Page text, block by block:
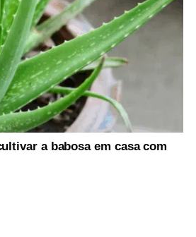
a babosa em casa com